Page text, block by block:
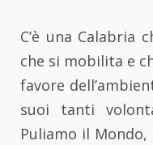
C’è una Calabria
che si mobilita e
favore
suoi tanti
Puliamo il